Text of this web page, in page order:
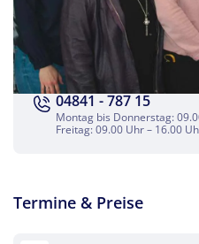
Nordseeinsel
Facebook
04841 - 787 15
Montag bis Donnerstag:
Freitag: 09.00 Uhr – 16.00
Termine & Preise